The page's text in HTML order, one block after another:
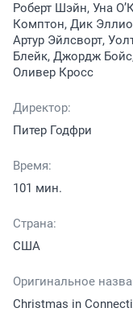
Роберт Шэйн, Уна
Комптон, Дик
Артур Эйлсворт,
Блейк, Джордж
Оливер Кросс
Директор:
Питер Годфри
Время:
101 мин.
Страна:
США
Оригинальное
Christmas in